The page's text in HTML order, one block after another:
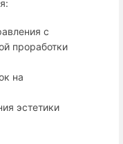
с
проработки
на
эстетики